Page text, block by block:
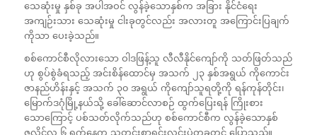
သေဆုံးမှု နှစ်ခု အပါအဝင် လွန်ခဲ့သောနှစ်က အခြား နိုင်ငံရေး
အကျဉ်းသား သေဆုံးမှု ငါးခုတွင်လည်း အလားတူ အကြောင်းပြချက်
ကိုသာ ပေးခဲ့သည်။
စစ်ကောင်စီလိုလားသော ဝါဒဖြန့်သူ လီလီနိုင်ကျော်ကို သတ်ဖြတ်သည်
ဟု စွပ်စွဲခံရသည့် အင်းစိန်ထောင်မှ အသက် ၂၃ နှစ်အရွယ် ကိုကောင်း
ဇာနည်ဟိန်းနှင့် အသက် ၃၀ အရွယ် ကိုကျော်သူရတို့ကို ရန်ကုန်တိုင်း၊
မြောက်ဒဂုံမြို့နယ်သို့ ခေါ်ဆောင်လာစဉ် ထွက်ပြေးရန် ကြိုးစား
သောကြောင့် ပစ်သတ်လိုက်သည်ဟု စစ်ကောင်စီက လွန်ခဲ့သောနှစ်
ဇူလိုင်လ ၆ ရက်နေ့က သတင်းစာရှင်းလင်းပွဲတခုတွင် ပြောသည်။